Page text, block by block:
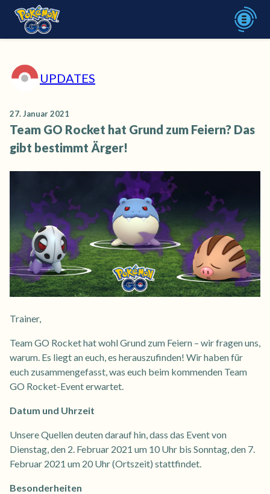
UPDATES
27. Januar 2021
Team GO Rocket hat Grund zum Feiern? Das
gibt bestimmt Ärger!
Trainer,
Team GO Rocket hat wohl Grund zum Feiern – wir fragen uns,
warum. Es liegt an euch, es herauszufinden! Wir haben für
euch zusammengefasst, was euch beim kommenden Team
GO Rocket-Event erwartet.
Datum und Uhrzeit
Unsere Quellen deuten darauf hin, dass das Event von
Dienstag, den 2. Februar 2021 um 10 Uhr bis Sonntag, den 7.
Februar 2021 um 20 Uhr (Ortszeit) stattfindet.
Besonderheiten